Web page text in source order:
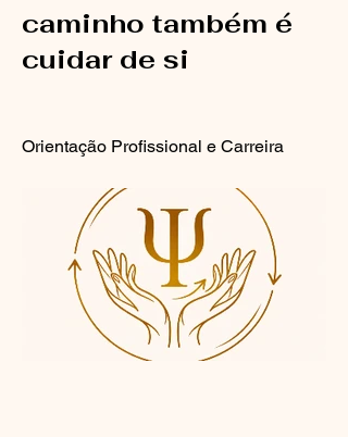
caminho também é
cuidar de si
Orientação Profissional e Carreira